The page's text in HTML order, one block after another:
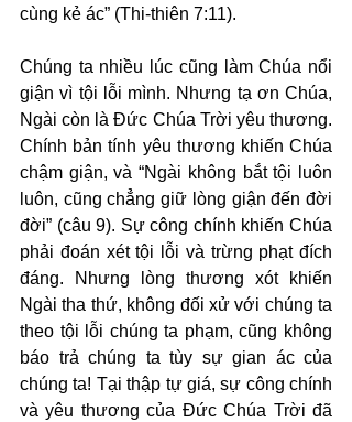
cùng kẻ ác” (Thi-thiên 7:11).
Chúng ta nhiều lúc cũng làm Chúa nổi
giận vì tội lỗi mình. Nhưng tạ ơn Chúa,
Ngài còn là Đức Chúa Trời yêu thương.
Chính bản tính yêu thương khiến Chúa
chậm giận, và “Ngài không bắt tội luôn
luôn, cũng chẳng giữ lòng giận đến đời
đời” (câu 9). Sự công chính khiến Chúa
phải đoán xét tội lỗi và trừng phạt đích
đáng. Nhưng lòng thương xót khiến
Ngài tha thứ, không đối xử với chúng ta
theo tội lỗi chúng ta phạm, cũng không
báo trả chúng ta tùy sự gian ác của
chúng ta! Tại thập tự giá, sự công chính
và yêu thương của Đức Chúa Trời đã